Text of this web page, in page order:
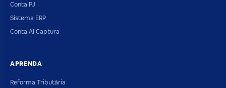
Conta PJ
Sistema ERP
Conta AI Captura
APRENDA
Reforma Tributária